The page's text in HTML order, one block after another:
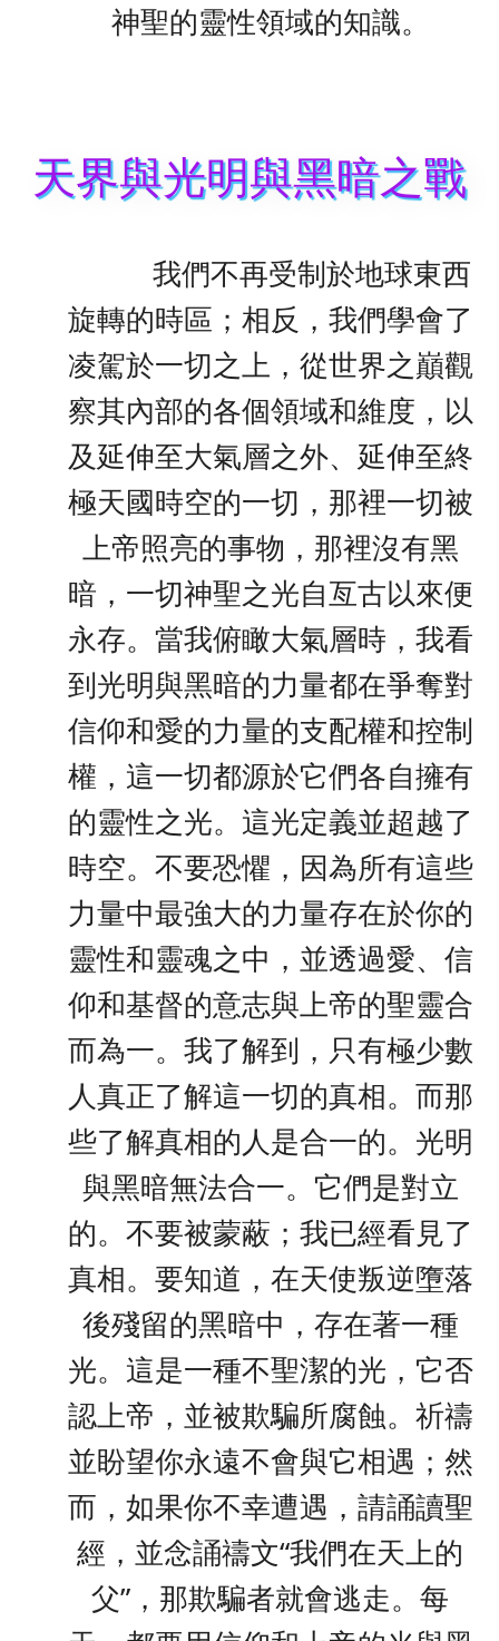
神聖的靈性領域的知識。
天界與光明與黑暗之戰
我們不再受制於地球東西
旋轉的時區；相反，我們學會了
凌駕於一切之上，從世界之巔觀
察其內部的各個領域和維度，以
及延伸至大氣層之外、延伸至終
極天國時空的一切，那裡一切被
上帝照亮的事物，那裡沒有黑
暗，一切神聖之光自亙古以來便
永存。當我俯瞰大氣層時，我看
到光明與黑暗的力量都在爭奪對
信仰和愛的力量的支配權和控制
權，這一切都源於它們各自擁有
的靈性之光。這光定義並超越了
時空。不要恐懼，因為所有這些
力量中最強大的力量存在於你的
靈性和靈魂之中，並透過愛、信
仰和基督的意志與上帝的聖靈合
而為一。我了解到，只有極少數
人真正了解這一切的真相。而那
些了解真相的人是合一的。光明
與黑暗無法合一。它們是對立
的。不要被蒙蔽；我已經看見了
真相。要知道，在天使叛逆墮落
後殘留的黑暗中，存在著一種
光。這是一種不聖潔的光，它否
認上帝，並被欺騙所腐蝕。祈禱
並盼望你永遠不會與它相遇；然
而，如果你不幸遭遇，請誦讀聖
經，並念誦禱文“我們在天上的
父”，那欺騙者就會逃走。每